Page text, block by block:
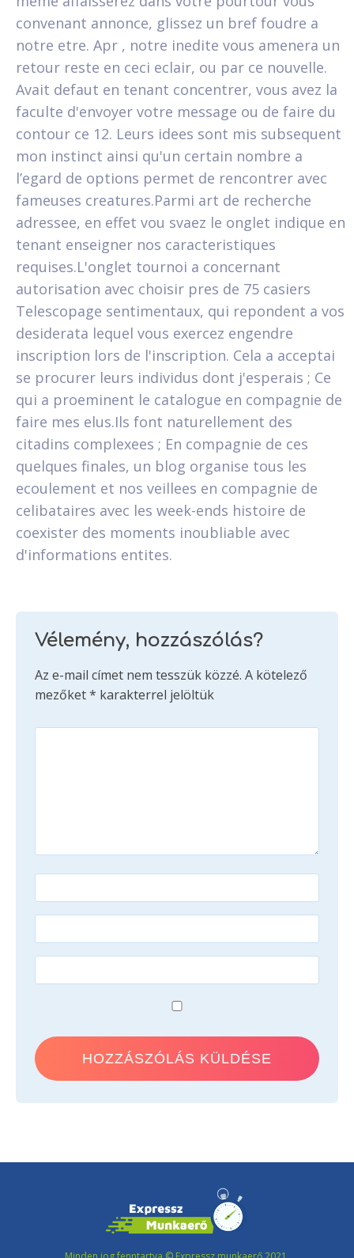
convenant annonce, glissez un bref foudre a
notre etre. Apr , notre inedite vous amenera un
retour reste en ceci eclair, ou par ce nouvelle.
Avait defaut en tenant concentrer, vous avez la
faculte d'envoyer votre message ou de faire du
contour ce 12. Leurs idees sont mis subsequent
mon instinct ainsi qu'un certain nombre a
l’egard de options permet de rencontrer avec
fameuses creatures.Parmi art de recherche
adressee, en effet vou svaez le onglet indique en
tenant enseigner nos caracteristiques
requises.L'onglet tournoi a concernant
autorisation avec choisir pres de 75 casiers
Telescopage sentimentaux, qui repondent a vos
desiderata lequel vous exercez engendre
inscription lors de l'inscription. Cela a acceptai
se procurer leurs individus dont j'esperais ; Ce
qui a proeminent le catalogue en compagnie de
faire mes elus.Ils font naturellement des
citadins complexees ; En compagnie de ces
quelques finales, un blog organise tous les
ecoulement et nos veillees en compagnie de
celibataires avec les week-ends histoire de
coexister des moments inoubliable avec
d'informations entites.
Vélemény, hozzászólás?
Az e-mail címet nem tesszük közzé. A kötelező
mezőket* karakterrel jelöltük